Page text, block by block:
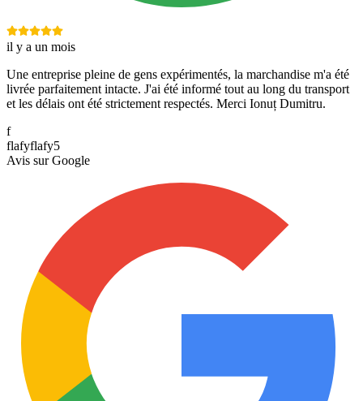
il y a un mois
Une entreprise pleine de gens expérimentés, la marchandise m'a été
livrée parfaitement intacte. J'ai été informé tout au long du transport
et les délais ont été strictement respectés. Merci Ionuț Dumitru.
f
flafyflafy5
Avis sur Google